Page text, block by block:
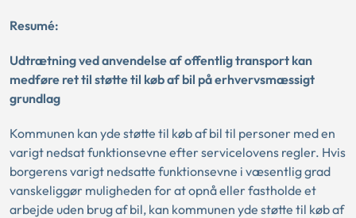
Resumé:
Udtrætning ved anvendelse af offentlig transport kan
medføre ret til støtte til køb af bil på erhvervsmæssigt
grundlag
Kommunen kan yde støtte til køb af bil til personer med en
varigt nedsat funktionsevne efter servicelovens regler. Hvis
borgerens varigt nedsatte funktionsevne i væsentlig grad
vanskeliggør muligheden for at opnå eller fastholde et
arbejde uden brug af bil, kan kommunen yde støtte til køb af